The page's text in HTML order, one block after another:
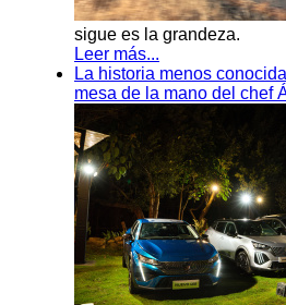
sigue es la grandeza.
Leer más...
La historia menos
mesa de la mano del chef